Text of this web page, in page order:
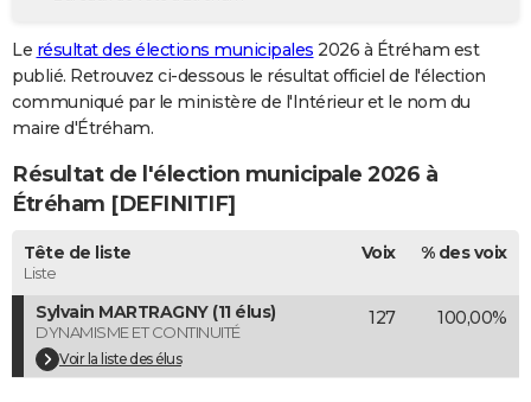
GUIDES D'ACHAT
BONS PLANS
CARTE DE VOEUX
Carte de Noël
Carte Bonne année
Carte Saint-Valentin
Carte Pâques
Carte d'anniversaire
DICTIONNAIRE
Dictionnaire
Biographies
Citations
Expressions
Proverbes
PROGRAMME TV
COPAINS D'AVANT
S'inscrire
Se connecter
Lycées
Collèges
Primaires
Universités
Entreprises
Service militaire
Avis de recherche
AVIS DE DÉCÈS
Le résultat des élections municipales 2026 à Étréham est
publié. Retrouvez ci-dessous le résultat officiel de l'élection
communiqué par le ministère de l'Intérieur et le nom du
maire d'Étréham.
Résultat de l'élection municipale 2026 à
Étréham [DEFINITIF]
Tête de liste
Liste
Voix % des voix
Sylvain MARTRAGNY (11 élus)
DYNAMISME ET CONTINUITÉ
Voir la liste des élus
127 100,00%